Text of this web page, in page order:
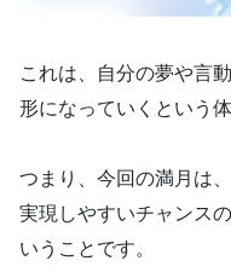
これは、自分の夢や言
形になっていくという
つまり、今回の満月は
実現しやすいチャンス
いうことです。